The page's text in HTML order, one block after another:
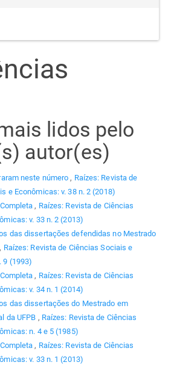
lidos pelo
autor(es)
neste número , Raízes: Revista de
e Econômicas: v. 38 n. 2 (2018)
, Raízes: Revista de Ciências
v. 33 n. 2 (2013)
das dissertações defendidas no Mestrado
, Raízes: Revista de Ciências Sociais e
9 (1993)
, Raízes: Revista de Ciências
v. 34 n. 1 (2014)
das dissertações do Mestrado em
da UFPB , Raízes: Revista de Ciências
n. 4 e 5 (1985)
, Raízes: Revista de Ciências
v. 33 n. 1 (2013)